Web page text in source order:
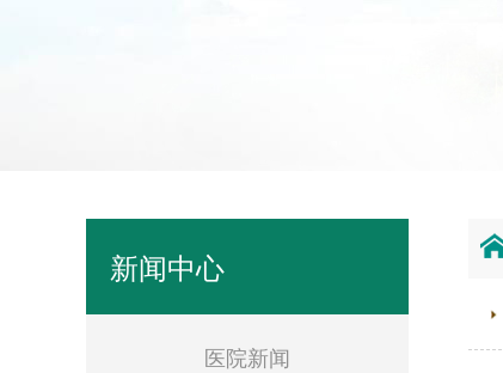
新闻中心
医院新闻